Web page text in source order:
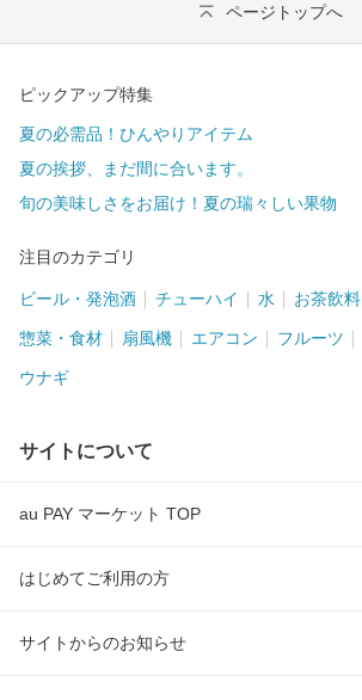
ページトップへ
ピックアップ特集
夏の必需品！ひんやりアイテム
夏の挨拶、まだ間に合います。
旬の美味しさをお届け！夏の瑞々しい果物
注目のカテゴリ
ビール・発泡酒 チューハイ 水 お茶飲料
惣菜・食材 扇風機 エアコン フルーツ
ウナギ
サイトについて
au PAY マーケット TOP
はじめてご利用の方
サイトからのお知らせ